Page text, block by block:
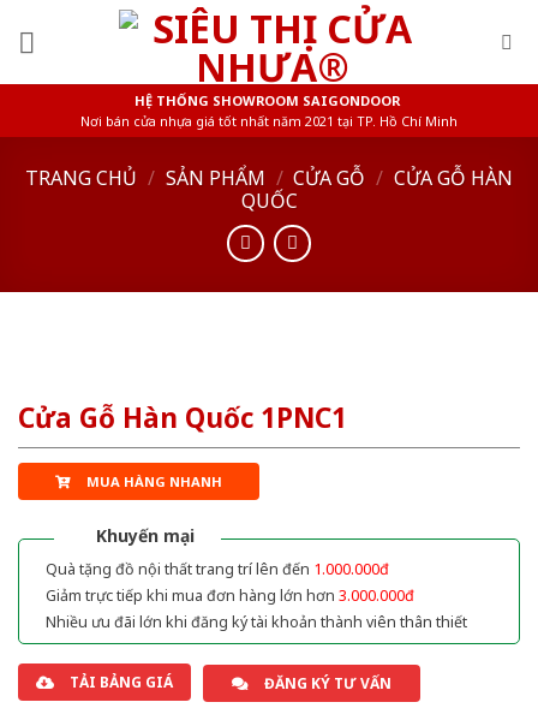
HỆ THỐNG SHOWROOM SAIGONDOOR
Nơi bán cửa nhựa giá tốt nhất năm 2021 tại TP. Hồ Chí Minh
TRANG CHỦ / SẢN PHẨM / CỬA GỖ / CỬA GỖ HÀN
QUỐC
Cửa Gỗ Hàn Quốc 1PNC1
MUA HÀNG NHANH
Khuyến mại
Quà tặng đồ nội thất trang trí lên đến 1.000.000đ
Giảm trực tiếp khi mua đơn hàng lớn hơn 3.000.000đ
Nhiều ưu đãi lớn khi đăng ký tài khoản thành viên thân thiết
TẢI BẢNG GIÁ ĐĂNG KÝ TƯ VẤN